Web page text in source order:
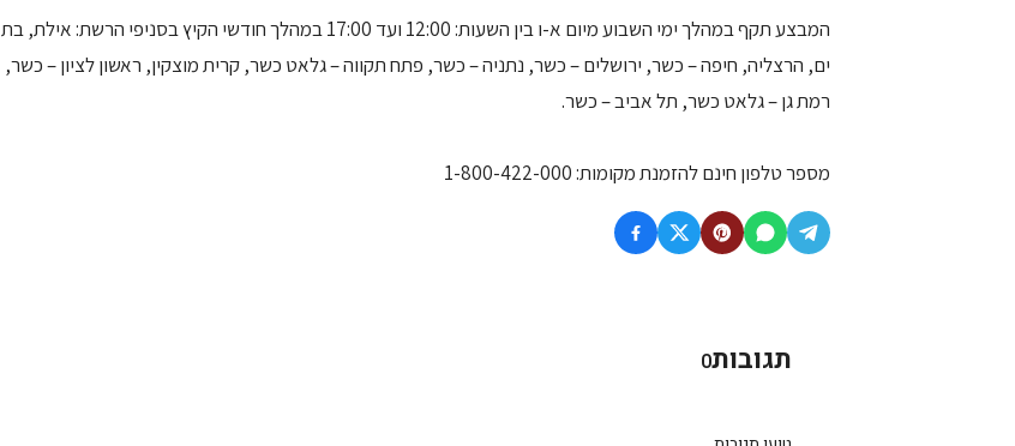
המבצע תקף במהלך ימי השבוע מיום א-ו בין השעות: 12:00 ועד 17:00 במהלך חודשי הקיץ בסניפי הרשת: אילת, בת
ים, הרצליה, חיפה – כשר, ירושלים – כשר, נתניה – כשר, פתח תקווה – גלאט כשר, קרית מוצקין, ראשון לציון – כשר,
רמת גן – גלאט כשר, תל אביב – כשר.
מספר טלפון חינם להזמנת מקומות: 1-800-422-000
תגובות0